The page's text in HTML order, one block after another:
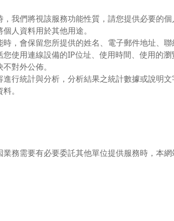
我們將視該服務功能性質，請您提供必要的
人資料用於其他用途。
，會保留您所提供的姓名、電子郵件地址、聯
使用連線設備的IP位址、使用時間、使用的
對外公佈。
行統計與分析，分析結果之統計數據或說明
。
務需要有必要委託其他單位提供服務時，本